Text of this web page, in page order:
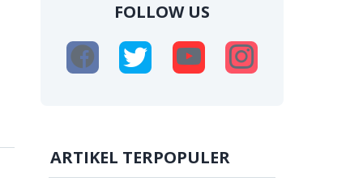
FOLLOW US
ARTIKEL TERPOPULER